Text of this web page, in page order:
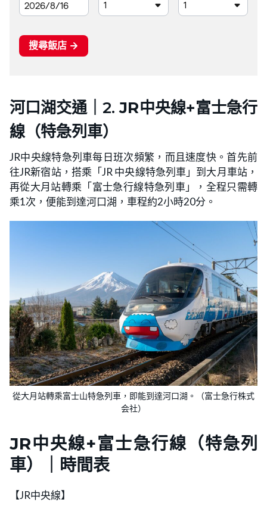
河口湖交通｜2.JR中央線+富士急行
線（特急列車）
JR中央線特急列車每日班次頻繁，而且速度快。首先前
往JR新宿站，搭乘「JR 中央線特急列車」到大月車站，
再從大月站轉乘「富士急行線特急列車」，全程只需轉
乘1次，便能到達河口湖，車程約2小時20分。
從大月站轉乘富士山特急列車，即能到達河口湖。（富士急行株式
会社）
JR中央線+富士急行線 （特急列
車）｜時間表
【JR中央線】